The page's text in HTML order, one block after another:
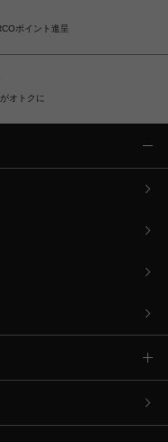
ポイント進呈
オトクに